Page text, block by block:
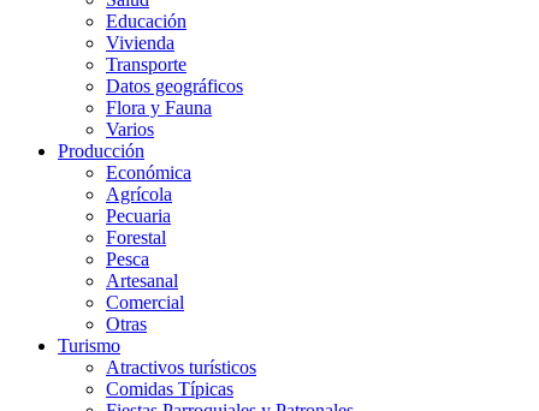
Educación
Vivienda
Transporte
Datos geográficos
Flora y Fauna
Varios
Producción
Económica
Agrícola
Pecuaria
Forestal
Pesca
Artesanal
Comercial
Otras
Turismo
Atractivos turísticos
Comidas Típicas